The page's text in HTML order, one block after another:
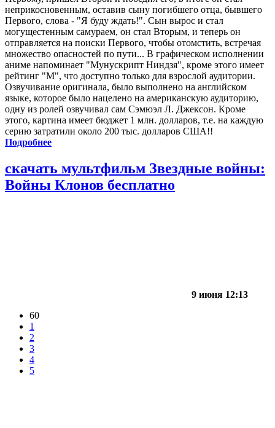
неприкосновенным, оставив сыну погибшего отца, бывшего
Первого, слова - "Я буду ждать!". Сын вырос и стал
могущестенным самураем, он стал Вторым, и теперь он
отправляется на поиски Первого, чтобы отомстить, встречая
множество опасностей по пути... В графическом исполнении
аниме напоминает "Мунускрипт Ниндзя", кроме этого имеет
рейтинг "M", что доступно только для взрослой аудитории.
Озвучивание оригинала, было выполнено на английском
языке, которое было нацелено на американскую аудиторию,
одну из ролей озвучивал сам Сэмюэл Л. Джексон. Кроме
этого, картина имеет бюджет 1 млн. долларов, т.е. на каждую
серию затратили около 200 тыс. долларов США!!
Подробнее
скачать мультфильм Звездные войны:
Войны Клонов бесплатно
9 июня 12:13
60
1
2
3
4
5